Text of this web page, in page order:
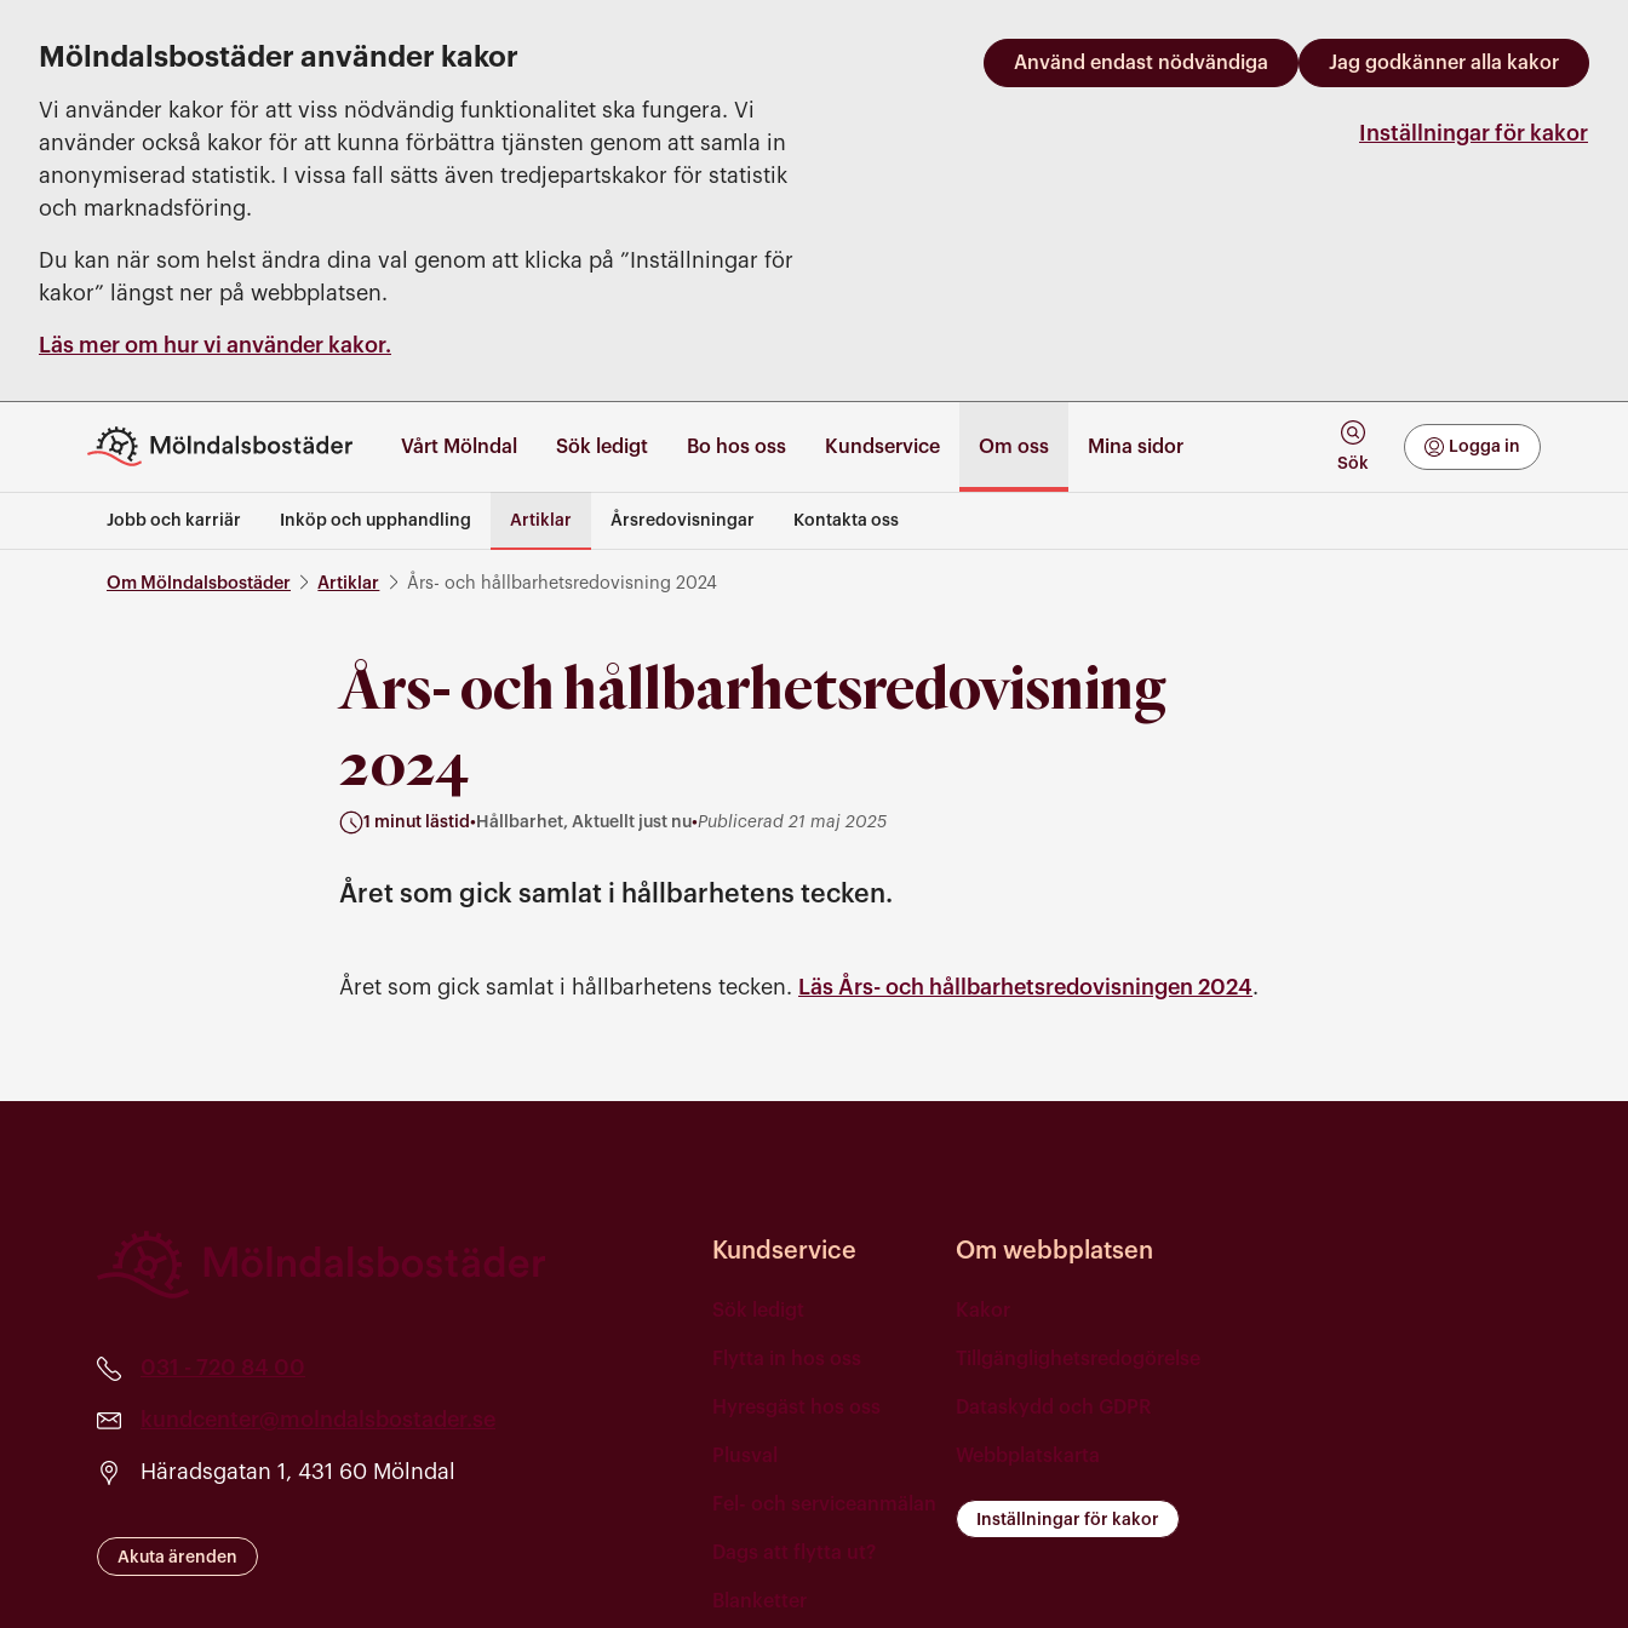
Mölndalsbostäder använder kakor
Vi använder kakor för att viss nödvändig funktionalitet ska fungera. Vi
använder också kakor för att kunna förbättra tjänsten genom att samla in
anonymiserad statistik. I vissa fall sätts även tredjepartskakor för statistik
och marknadsföring.
Du kan när som helst ändra dina val genom att klicka på ”Inställningar för
kakor” längst ner på webbplatsen.
Läs mer om hur vi använder kakor.
Använd endast nödvändiga Jag godkänner alla kakor
Inställningar för kakor
Vårt Mölndal Sök ledigt Bo hos oss Kundservice Om oss
Jobb och karriär Inköp och upphandling Artiklar Årsredovisningar Kontakta oss
Mina sidor
Mina Sidor Sök
Logga in
Om Mölndalsbostäder Artiklar Års- och hållbarhetsredovisning 2024
Års- och hållbarhetsredovisning
2024
1 minut lästid• Hållbarhet, Aktuellt just nu•
Kategorier: Hållbarhet, Aktuellt just nu
Publicerad 21 maj 2025
Året som gick samlat i hållbarhetens tecken.
Året som gick samlat i hållbarhetens tecken. Läs Års- och hållbarhetsredovisningen 2024.
031 - 720 84 00
kundcenter@molndalsbostader.se
Häradsgatan 1, 431 60 Mölndal
Akuta ärenden
Kundservice
Sök ledigt
Flytta in hos oss
Hyresgäst hos oss
Plusval
Fel- och serviceanmälan
Dags att flytta ut?
Blanketter
Om webbplatsen
Kakor
Tillgänglighetsredogörelse
Dataskydd och GDPR
Webbplatskarta
Inställningar för kakor